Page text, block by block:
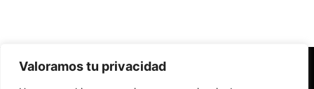
Valoramos tu privacidad
Redes Cristianas